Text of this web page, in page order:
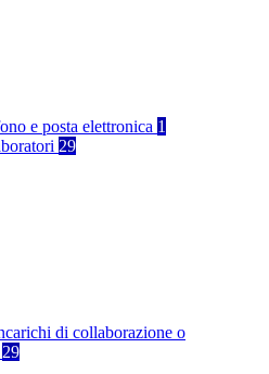
e posta elettronica 1
29
di collaborazione o
29